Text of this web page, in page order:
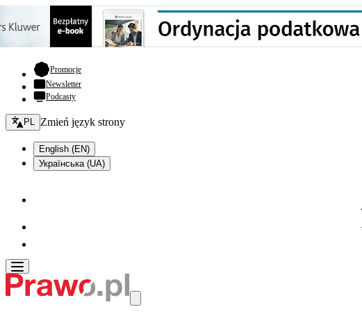
Promocje- otwiera się w nowej karcie
Newsletter
Podcasty
Zmień język - bieżący:
PL Zmień język strony
English (EN)
Українська (UA)